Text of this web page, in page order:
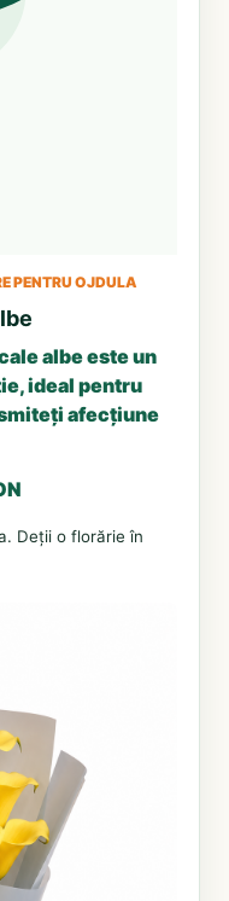
PENTRU OJDULA
albe este un
ideal pentru
afecțiune
Deții o florărie în